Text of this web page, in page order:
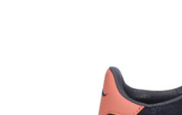
Pepe Jeans